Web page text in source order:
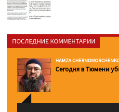
ПОСЛЕДНИЕ КОММЕНТАРИИ
HAMZA
Сегодня в Тюмени